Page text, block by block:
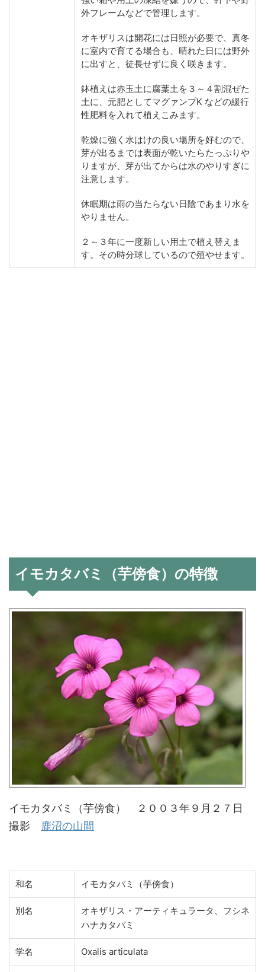
外フレームなどで管理します。
オキザリスは開花には日照が必要で、真冬
に室内で育てる場合も、晴れた日には野外
に出すと、徒長せずに良く咲きます。
鉢植えは赤玉土に腐葉土を３～４割混ぜた
土に、元肥としてマグァンプK などの緩行
性肥料を入れて植えこみます。
乾燥に強く水はけの良い場所を好むので、
芽が出るまでは表面が乾いたらたっぷりや
りますが、芽が出てからは水のやりすぎに
注意します。
休眠期は雨の当たらない日陰であまり水を
やりません。
２～３年に一度新しい用土で植え替えま
す。その時分球しているので殖やせます。
イモカタバミ（芋傍食）の特徴
イモカタバミ（芋傍食） ２００３年９月２７日
撮影 鹿沼の山間
和名 イモカタバミ（芋傍食）
別名
オキザリス・アーティキュラータ、フシネ
ハナカタバミ
学名 Oxalis articulata